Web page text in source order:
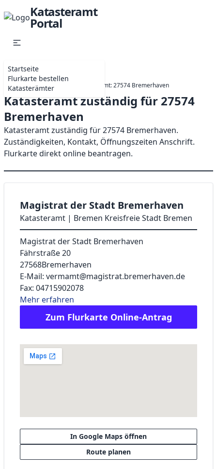
Katasteramt
Portal
Startseite
Flurkarte bestellen
Katasterämter
Startseite Bremen Katasteramt: 27574 Bremerhaven
Katasteramt zuständig für 27574
Bremerhaven
Katasteramt zuständig für 27574 Bremerhaven.
Zuständigkeiten, Kontakt, Öffnungszeiten Anschrift.
Flurkarte direkt online beantragen.
Magistrat der Stadt Bremerhaven
Katasteramt | Bremen Kreisfreie Stadt Bremen
Magistrat der Stadt Bremerhaven
Fährstraße 20
27568Bremerhaven
E-Mail: vermamt@magistrat.bremerhaven.de
Fax: 04715902078
Mehr erfahren
Zum Flurkarte Online-Antrag
In Google Maps öffnen
Route planen